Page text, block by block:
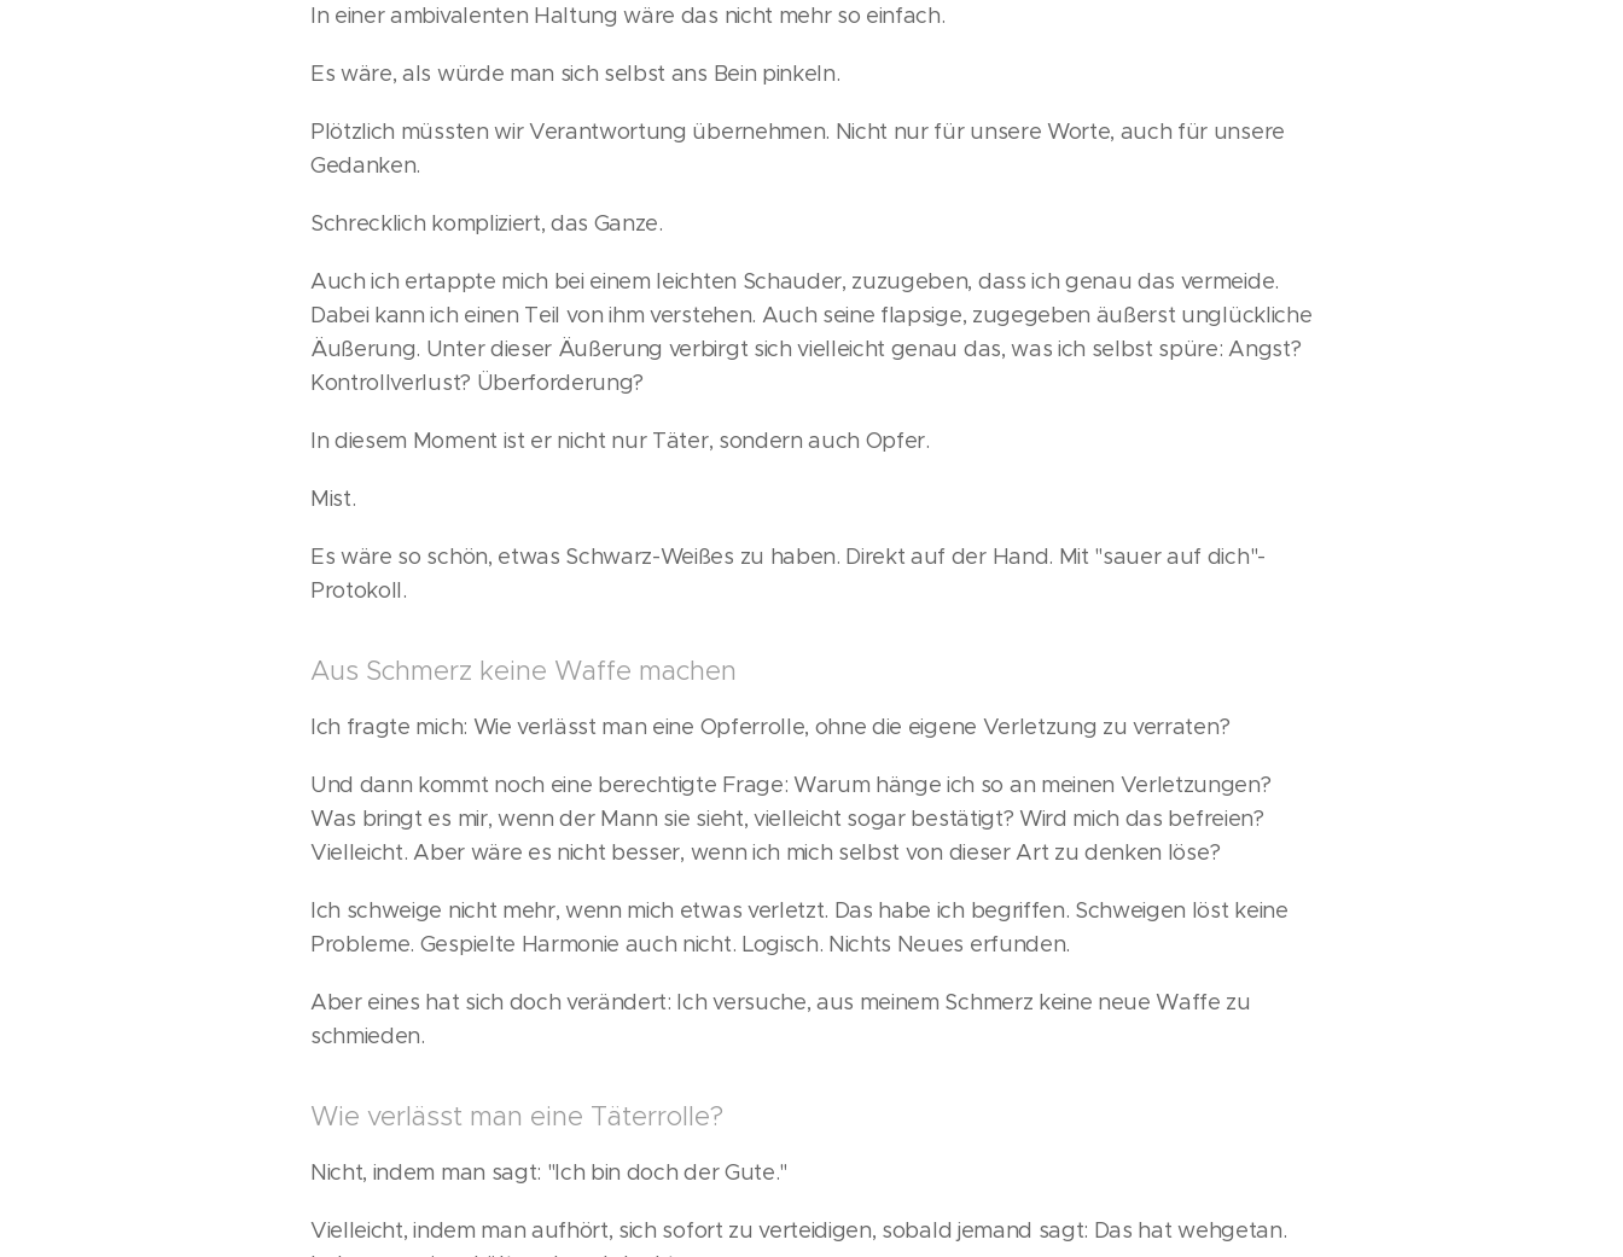
In einer ambivalenten Haltung wäre das nicht mehr so einfach.
Es wäre, als würde man sich selbst ans Bein pinkeln.
Plötzlich müssten wir Verantwortung übernehmen. Nicht nur für unsere Worte, auch für unsere
Gedanken.
Schrecklich kompliziert, das Ganze.
Auch ich ertappte mich bei einem leichten Schauder, zuzugeben, dass ich genau das vermeide.
Dabei kann ich einen Teil von ihm verstehen. Auch seine flapsige, zugegeben äußerst unglückliche
Äußerung. Unter dieser Äußerung verbirgt sich vielleicht genau das, was ich selbst spüre: Angst?
Kontrollverlust? Überforderung?
In diesem Moment ist er nicht nur Täter, sondern auch Opfer.
Mist.
Es wäre so schön, etwas Schwarz-Weißes zu haben. Direkt auf der Hand. Mit "sauer auf dich"-
Protokoll.
Aus Schmerz keine Waffe machen
Ich fragte mich: Wie verlässt man eine Opferrolle, ohne die eigene Verletzung zu verraten?
Und dann kommt noch eine berechtigte Frage: Warum hänge ich so an meinen Verletzungen?
Was bringt es mir, wenn der Mann sie sieht, vielleicht sogar bestätigt? Wird mich das befreien?
Vielleicht. Aber wäre es nicht besser, wenn ich mich selbst von dieser Art zu denken löse?
Ich schweige nicht mehr, wenn mich etwas verletzt. Das habe ich begriffen. Schweigen löst keine
Probleme. Gespielte Harmonie auch nicht. Logisch. Nichts Neues erfunden.
Aber eines hat sich doch verändert: Ich versuche, aus meinem Schmerz keine neue Waffe zu
schmieden.
Wie verlässt man eine Täterrolle?
Nicht, indem man sagt: "Ich bin doch der Gute."
Vielleicht, indem man aufhört, sich sofort zu verteidigen, sobald jemand sagt: Das hat wehgetan.